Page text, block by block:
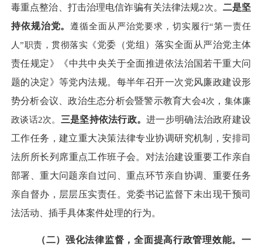
毒重点整治、打击治理电信诈骗有关法律法规2次。 二是坚
持依规治党。遵循全面从严治党要求，切实履行“第一责任
人”职责，贯彻落实《党委（党组）落实全面从严治党主体
责任规定》《中共中央关于全面推进依法治国若干重大问
题的决定》等党内法规。每半年召开一次党风廉政建设形
势分析会议、政治生态分析会暨警示教育大会4次 ， 集体廉
政谈话2次。 三是坚持依法行政。进一步明确法治政府建设
工作任务，建立重大决策法律专业协调研究机制，安排司
法所所长列席重点工作班子会。对法治建设重要工作亲自
部署、重大问题亲自过问、重点环节亲自协调、重要任务
亲自督办，层层压实责任。 党委书记监督下未出现干预司
法活动、插手具体案件处理的行为。
（二）强化法律监督，全面提高行政管理效能。 一